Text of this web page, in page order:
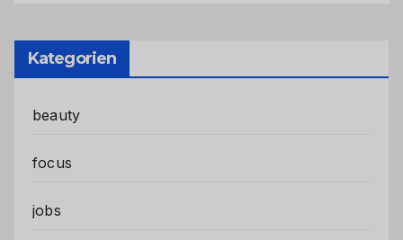
Kategorien
beauty
focus
jobs